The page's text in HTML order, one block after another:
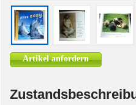
Artikel anfordern